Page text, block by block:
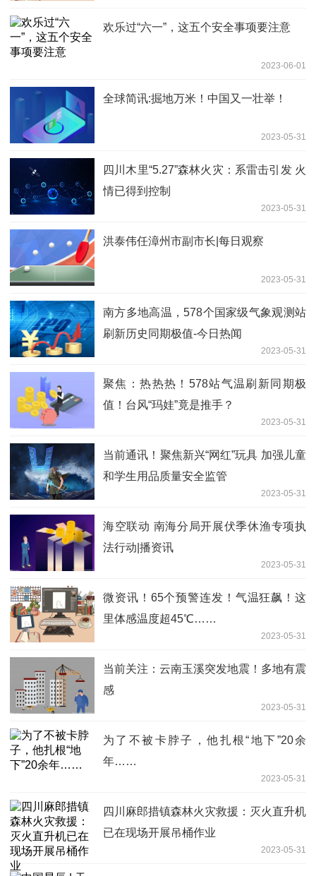
欢乐过“六一”，这五个安全事项要注意
2023-06-01
全球简讯:掘地万米！中国又一壮举！
2023-05-31
四川木里“5.27”森林火灾：系雷击引发 火
情已得到控制
2023-05-31
洪泰伟任漳州市副市长|每日观察
2023-05-31
南方多地高温，578个国家级气象观测站
刷新历史同期极值-今日热闻
2023-05-31
聚焦：热热热！578站气温刷新同期极
值！台风“玛娃”竟是推手？
2023-05-31
当前通讯！聚焦新兴“网红”玩具 加强儿童
和学生用品质量安全监管
2023-05-31
海空联动 南海分局开展伏季休渔专项执
法行动|播资讯
2023-05-31
微资讯！65个预警连发！气温狂飙！这
里体感温度超45℃……
2023-05-31
当前关注：云南玉溪突发地震！多地有震
感
2023-05-31
为了不被卡脖子，他扎根“地下”20余
年……
2023-05-31
四川麻郎措镇森林火灾救援：灭火直升机
已在现场开展吊桶作业
2023-05-31